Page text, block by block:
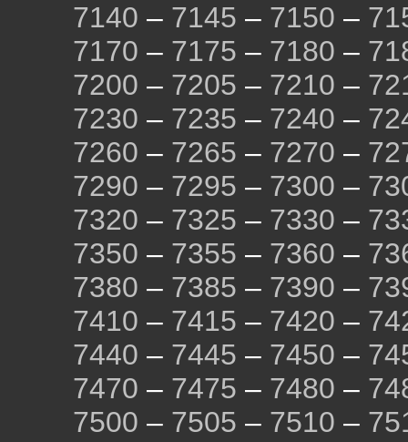
7140 – 7145 – 7150 –
7170 – 7175 – 7180 –
7200 – 7205 – 7210 –
7230 – 7235 – 7240 –
7260 – 7265 – 7270 –
7290 – 7295 – 7300 –
7320 – 7325 – 7330 –
7350 – 7355 – 7360 –
7380 – 7385 – 7390 –
7410 – 7415 – 7420 –
7440 – 7445 – 7450 –
7470 – 7475 – 7480 –
7500 – 7505 – 7510 –